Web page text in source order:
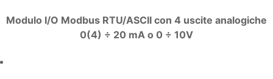
Modulo I/O Modbus RTU/ASCII con 4 uscite analogiche
0(4) ÷ 20 mA o 0 ÷ 10V